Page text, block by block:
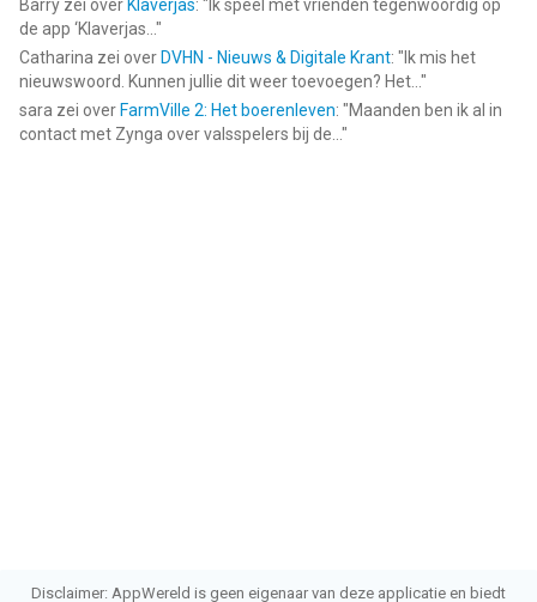
Barry zei over Klaverjas: " Ik speel met vrienden tegenwoordig op
de app ‘Klaverjas... "
Catharina zei over DVHN - Nieuws & Digitale Krant: " Ik mis het
nieuwswoord. Kunnen jullie dit weer toevoegen? Het... "
sara zei over FarmVille 2: Het boerenleven: "Maanden ben ik al in
contact met Zynga over valsspelers bij de... "
Disclaimer: AppWereld is geen eigenaar van deze applicatie en biedt